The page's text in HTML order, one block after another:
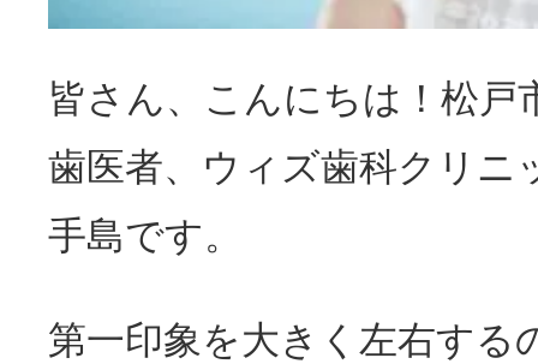
皆さん、こんにちは！松戸
歯医者、ウィズ歯科クリニ
手島です。
第一印象を大きく左右する